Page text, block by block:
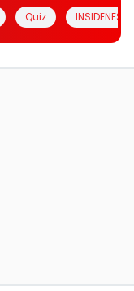
Quiz INSIDENESIA